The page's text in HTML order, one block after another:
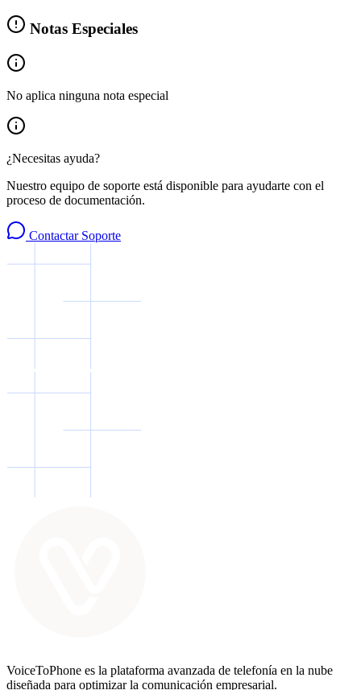
Notas Especiales
No aplica ninguna nota especial
¿Necesitas ayuda?
Nuestro equipo de soporte está disponible para ayudarte con el
proceso de documentación.
Contactar Soporte
VoiceToPhone es la plataforma avanzada de telefonía en la nube
diseñada para optimizar la comunicación empresarial.